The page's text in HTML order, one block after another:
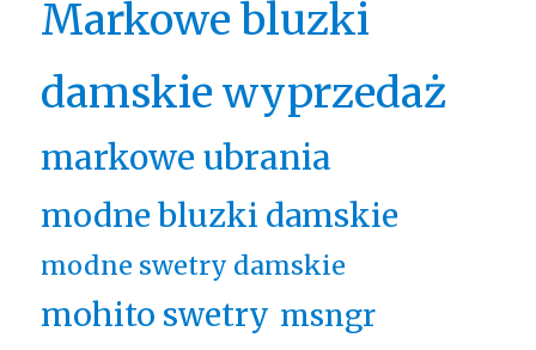
Markowe bluzki
damskie wyprzedaż
markowe ubrania
modne bluzki damskie
modne swetry damskie
mohito swetry msngr